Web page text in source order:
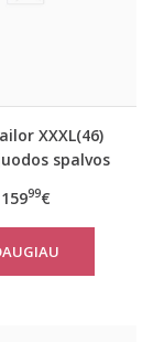
XXXL(46)
spalvos
Tom Tailor
14482
15999€